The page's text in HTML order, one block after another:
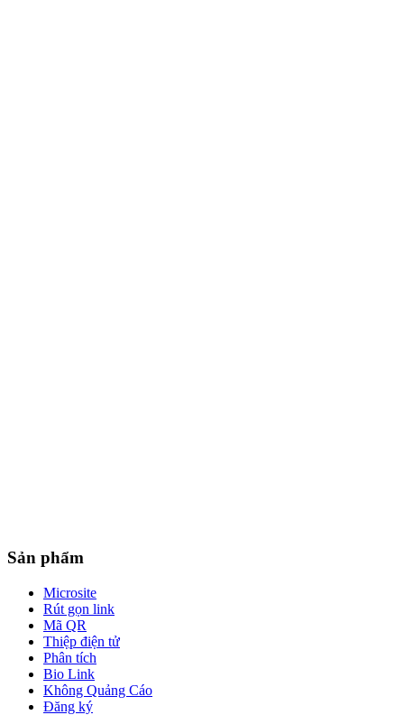
Sản phẩm
Microsite
Rút gọn link
Mã QR
Thiệp điện tử
Phân tích
Bio Link
Không Quảng Cáo
Đăng ký